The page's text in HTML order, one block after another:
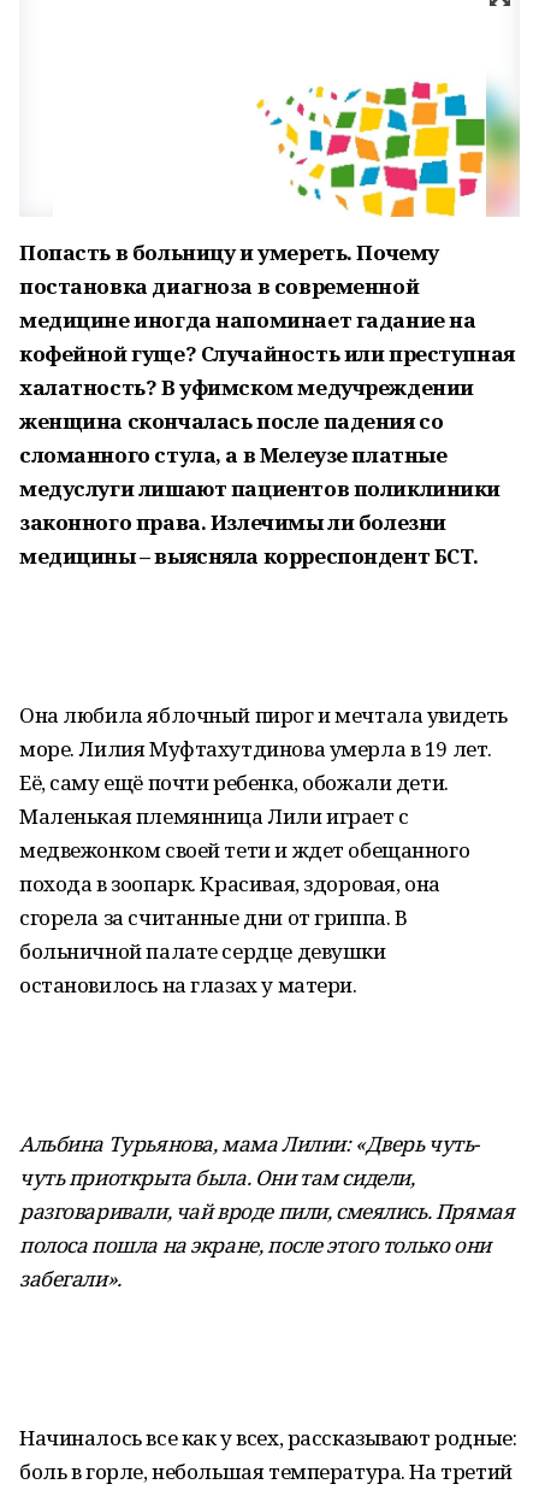
Попасть в больницу и умереть. Почему
постановка диагноза в современной
медицине иногда напоминает гадание на
кофейной гуще? Случайность или преступная
халатность? В уфимском медучреждении
женщина скончалась после падения со
сломанного стула, а в Мелеузе платные
медуслуги лишают пациентов поликлиники
законного права. Излечимы ли болезни
медицины – выясняла корреспондент БСТ.
Она любила яблочный пирог и мечтала увидеть
море. Лилия Муфтахутдинова умерла в 19 лет.
Её, саму ещё почти ребенка, обожали дети.
Маленькая племянница Лили играет с
медвежонком своей тети и ждет обещанного
похода в зоопарк. Красивая, здоровая, она
сгорела за считанные дни от гриппа. В
больничной палате сердце девушки
остановилось на глазах у матери.
Альбина Турьянова, мама Лилии: «Дверь чуть-
чуть приоткрыта была. Они там сидели,
разговаривали, чай вроде пили, смеялись. Прямая
полоса пошла на экране, после этого только они
забегали».
Начиналось все как у всех, рассказывают родные:
боль в горле, небольшая температура. На третий